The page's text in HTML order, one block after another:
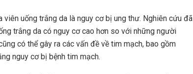
viên uống trắng da là nguy cơ bị ung thư. Nghiên cứu đã
trắng da có nguy cơ cao hơn so với những người
có thể gây ra các vấn đề về tim mạch, bao gồm
nguy cơ bị bệnh tim mạch.